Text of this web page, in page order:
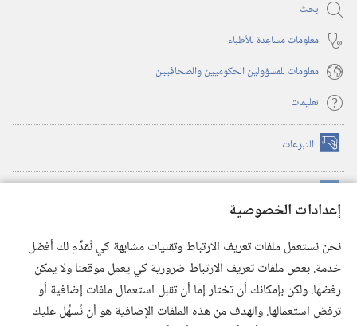
إعدادات الخصوصية
نحن نستعمل ملفات تعريف الارتباط وتقنيات مشابهة كي نُقدِّم لك أفضل
خدمة. بعض ملفات تعريف الارتباط ضرورية كي يعمل موقعنا ولا يمكن
رفضها. ولكن بإمكانك أن تختار إما أن تقبل استعمال ملفات إضافية أو
ترفض استعمالها. والهدف من هذه الملفات الإضافية هو أن نُسهِّل عليك
بحث
معلومات مساعِدة للأطباء
معلومات للمسؤولين الحكوميين والصحافيين
تعليمات
التبرعات (يفتح
نافذة
(يفتح
نافذة
(يفتح
نافذة
جديدة) تطبيق ®
JW Library
مكتبة برج المراقبة